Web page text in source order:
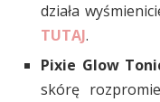
działa
TUTAJ.
Pixie Glow
skórę